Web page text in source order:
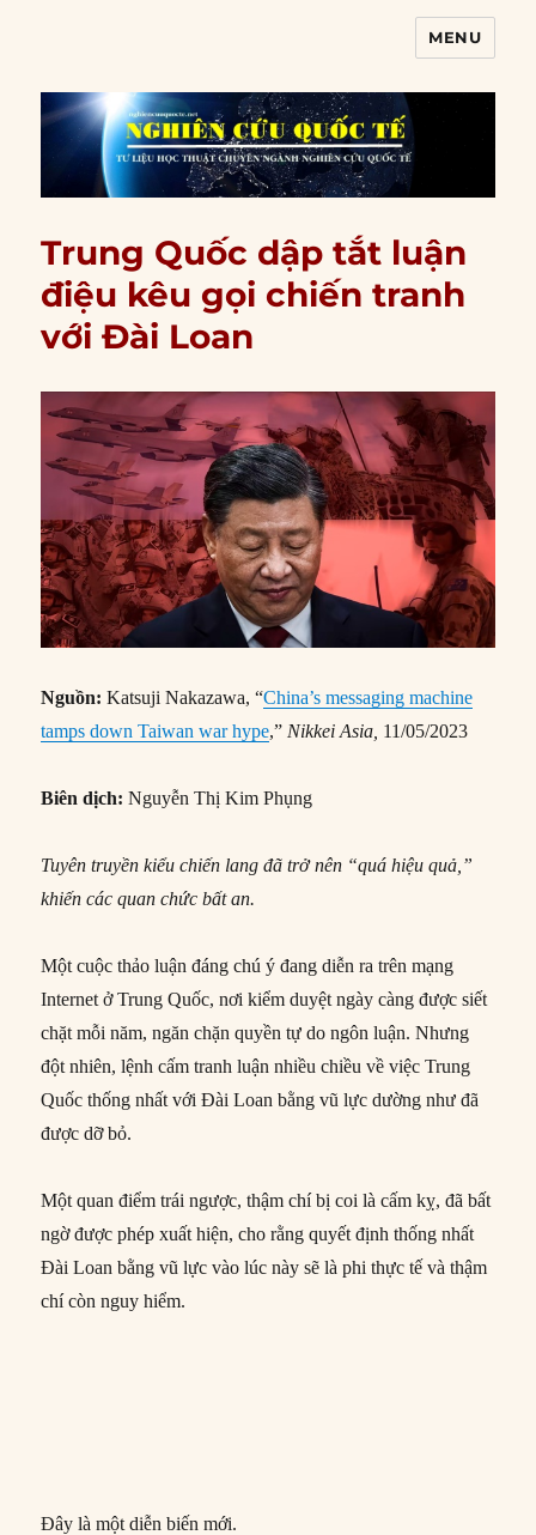
MENU
Trung Quốc dập tắt luận
điệu kêu gọi chiến tranh
với Đài Loan
Nguồn: Katsuji Nakazawa, “China’s messaging machine
tamps down Taiwan war hype,” Nikkei Asia, 11/05/2023
Biên dịch: Nguyễn Thị Kim Phụng
Tuyên truyền kiểu chiến lang đã trở nên “quá hiệu quả,”
khiến các quan chức bất an.
Một cuộc thảo luận đáng chú ý đang diễn ra trên mạng
Internet ở Trung Quốc, nơi kiểm duyệt ngày càng được siết
chặt mỗi năm, ngăn chặn quyền tự do ngôn luận. Nhưng
đột nhiên, lệnh cấm tranh luận nhiều chiều về việc Trung
Quốc thống nhất với Đài Loan bằng vũ lực dường như đã
được dỡ bỏ.
Một quan điểm trái ngược, thậm chí bị coi là cấm kỵ, đã bất
ngờ được phép xuất hiện, cho rằng quyết định thống nhất
Đài Loan bằng vũ lực vào lúc này sẽ là phi thực tế và thậm
chí còn nguy hiểm.
Đây là một diễn biến mới.